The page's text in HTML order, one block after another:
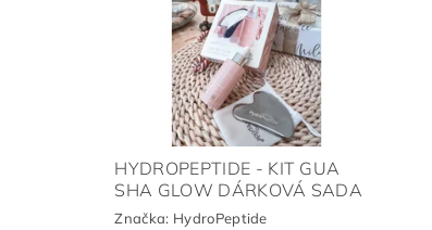
HYDROPEPTIDE - KIT GUA
SHA GLOW DÁRKOVÁ SADA
Značka: HydroPeptide